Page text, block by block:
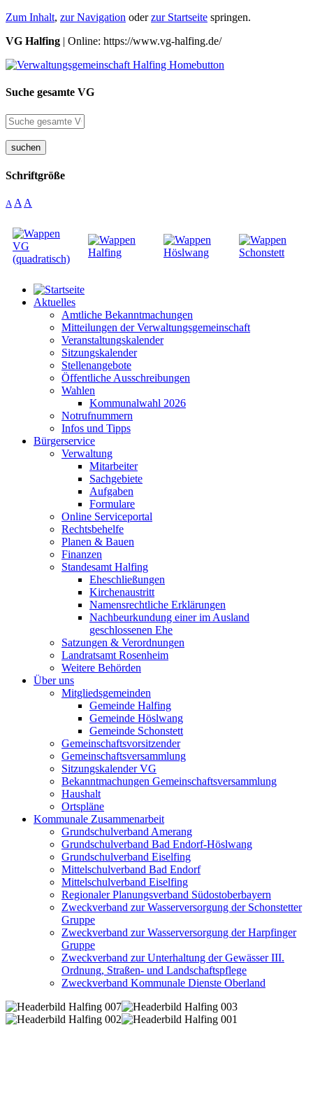
Zum Inhalt, zur Navigation oderzur Startseite springen.
VG Halfing | Online: https://www.vg-halfing.de/
Suche gesamte VG
suchen
Schriftgröße
A A A
Aktuelles
Amtliche Bekanntmachungen
Mitteilungen der Verwaltungsgemeinschaft
Veranstaltungskalender
Sitzungskalender
Stellenangebote
Öffentliche Ausschreibungen
Wahlen
Kommunalwahl 2026
Notrufnummern
Infos und Tipps
Bürgerservice
Verwaltung
Mitarbeiter
Sachgebiete
Aufgaben
Formulare
Online Serviceportal
Rechtsbehelfe
Planen & Bauen
Finanzen
Standesamt Halfing
Eheschließungen
Kirchenaustritt
Namensrechtliche Erklärungen
Nachbeurkundung einer im Ausland
geschlossenen Ehe
Satzungen & Verordnungen
Landratsamt Rosenheim
Weitere Behörden
Über uns
Mitgliedsgemeinden
Gemeinde Halfing
Gemeinde Höslwang
Gemeinde Schonstett
Gemeinschaftsvorsitzender
Gemeinschaftsversammlung
Sitzungskalender VG
Bekanntmachungen Gemeinschaftsversammlung
Haushalt
Ortspläne
Kommunale Zusammenarbeit
Grundschulverband Amerang
Grundschulverband Bad Endorf-Höslwang
Grundschulverband Eiselfing
Mittelschulverband Bad Endorf
Mittelschulverband Eiselfing
Regionaler Planungsverband Südostoberbayern
Zweckverband zur Wasserversorgung der Schonstetter
Gruppe
Zweckverband zur Wasserversorgung der Harpfinger
Gruppe
Zweckverband zur Unterhaltung der Gewässer III.
Ordnung, Straßen- und Landschaftspflege
Zweckverband Kommunale Dienste Oberland